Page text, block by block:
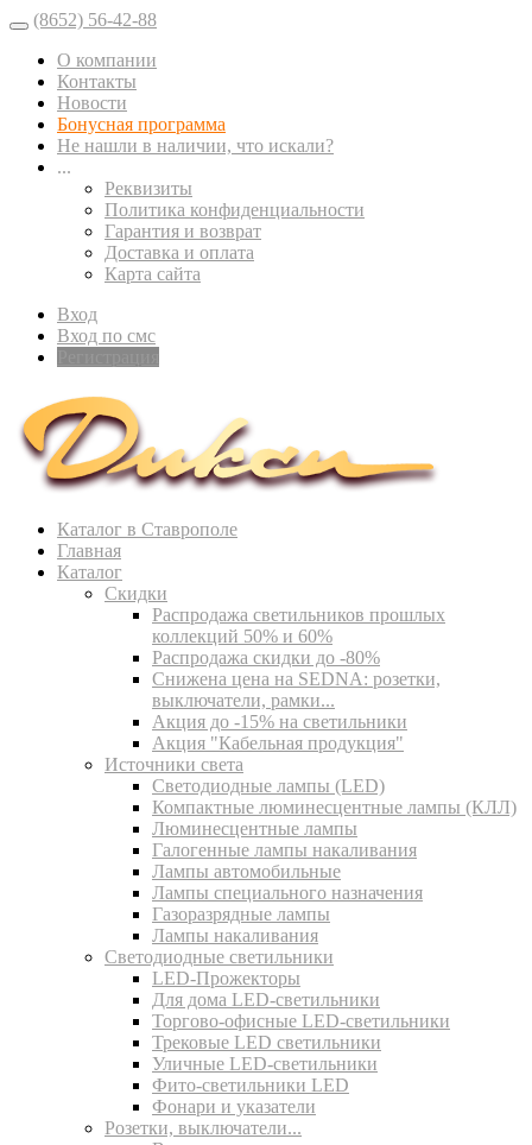
(8652) 56-42-88
О компании
Контакты
Новости
Бонусная программа
Не нашли в наличии, что искали?
...
Реквизиты
Политика конфиденциальности
Гарантия и возврат
Доставка и оплата
Карта сайта
Вход
Вход по смс
Каталог в Ставрополе
Главная
Каталог
Скидки
Распродажа светильников прошлых
коллекций 50% и 60%
Распродажа скидки до -80%
Cнижена цена на SEDNA: розетки,
выключатели, рамки...
Акция до -15% на светильники
Акция "Кабельная продукция"
Источники света
Светодиодные лампы (LED)
Компактные люминесцентные лампы (КЛЛ)
Люминесцентные лампы
Галогенные лампы накаливания
Лампы автомобильные
Лампы специального назначения
Газоразрядные лампы
Лампы накаливания
Светодиодные светильники
LED-Прожекторы
Для дома LED-светильники
Торгово-офисные LED-светильники
Трековые LED светильники
Уличные LED-светильники
Фито-светильники LED
Фонари и указатели
Розетки, выключатели...